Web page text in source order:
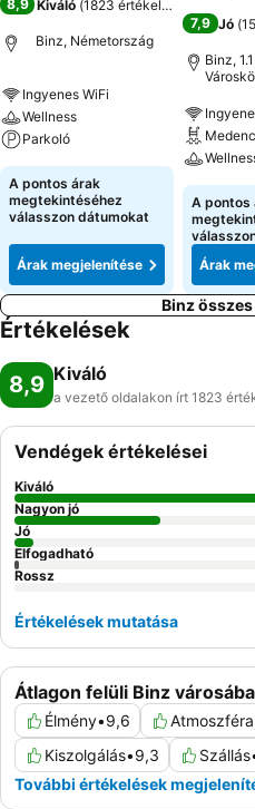
8,9 Kiváló (1823 értékelés
Binz, Németország
Ingyenes WiFi
Wellness
Parkoló
A pontos árak
megtekintéséhez
válasszon dátumokat
Árak megjelenítése
7,9 Jó (
Binz,
A pontos
Árak
Binz
Értékelések
8,9 Kiváló
a vezető oldalakon írt 1823
Átlagon felüli Binz
Élmény•9,6 Atmoszféra
Kiszolgálás•9,3 Szállás
További értékelések
Vendégek értékelései
Kiváló
Nagyon jó
Jó
Elfogadható
Rossz
Értékelések mutatása